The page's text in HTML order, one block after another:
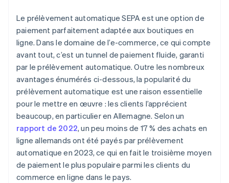
Le prélèvement automatique SEPA est une option de
paiement parfaitement adaptée aux boutiques en
ligne. Dans le domaine de l’e-commerce, ce qui compte
avant tout, c’est un tunnel de paiement fluide, garanti
par le prélèvement automatique. Outre les nombreux
avantages énumérés ci-dessous, la popularité du
prélèvement automatique est une raison essentielle
pour le mettre en œuvre : les clients l’apprécient
beaucoup, en particulier en Allemagne. Selon un
rapport de 2022, un peu moins de 17 % des achats en
ligne allemands ont été payés par prélèvement
automatique en 2023, ce qui en fait le troisième moyen
de paiement le plus populaire parmi les clients du
commerce en ligne dans le pays.